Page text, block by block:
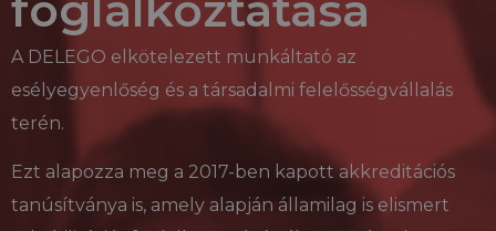
A DELEGO elkötelezett munkáltató az
esélyegyenlőség és a társadalmi felelősségvállalás
terén.
Ezt alapozza meg a 2017-ben kapott akkreditációs
tanúsítványa is, amely alapján államilag is elismert